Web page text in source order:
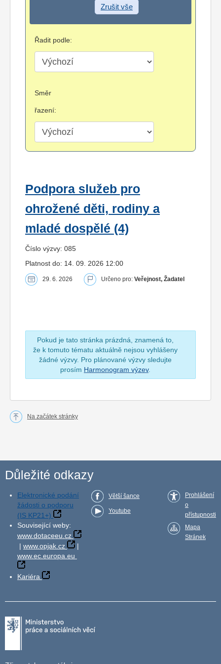
Zrušit vše
Řadit podle:
Směr
řazení:
Podpora služeb pro
ohrožené děti, rodiny a
mladé dospělé (4)
Číslo výzvy: 085
Platnost do: 14. 09. 2026 12:00
29. 6. 2026 Určeno pro: Veřejnost, Žadatel
Pokud je tato stránka prázdná, znamená to,
že k tomuto tématu aktuálně nejsou vyhlášeny
žádné výzvy. Pro plánované výzvy sledujte
prosím Harmonogram výzev.
Na začátek stránky
Důležité odkazy
Elektronické podání
žádosti o podporu
(IS KP21+)
Související weby:
www.dotaceeu.cz
| www.opjak.cz
|
www.ec.europa.eu
Kariéra
Větší šance
Youtube
Prohlášení
o
přístupnosti
Mapa
Stránek